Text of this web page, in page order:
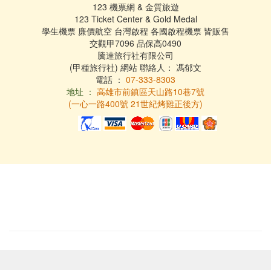
123 機票網 & 金質旅遊
123 Ticket Center & Gold Medal
學生機票 廉價航空 台灣啟程 各國啟程機票 皆販售
交觀甲7096 品保高0490
騰達旅行社有限公司
(甲種旅行社) 網站 聯絡人： 馮郁文
電話 ： 07-333-8303
地址 ： 高雄市前鎮區天山路10巷7號
(一心一路400號 21世紀烤雞正後方)